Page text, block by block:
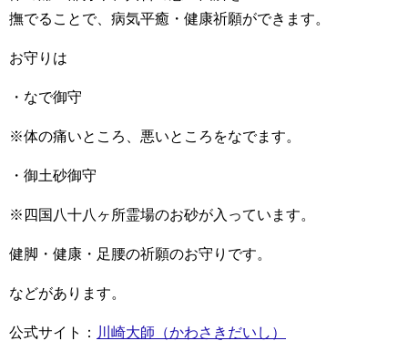
撫でることで、病気平癒・健康祈願ができます。
お守りは
・なで御守
※体の痛いところ、悪いところをなでます。
・御土砂御守
※四国八十八ヶ所霊場のお砂が入っています。
健脚・健康・足腰の祈願のお守りです。
などがあります。
公式サイト： 川崎大師（かわさきだいし）